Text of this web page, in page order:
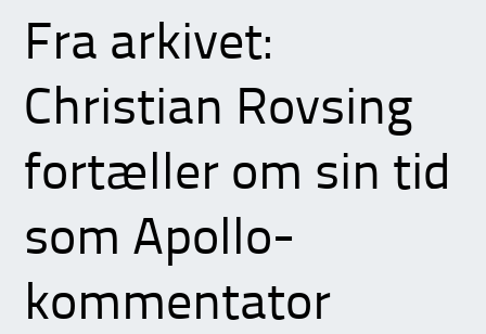
Fra arkivet:
Christian Rovsing
fortæller om sin tid
som Apollo-
kommentator